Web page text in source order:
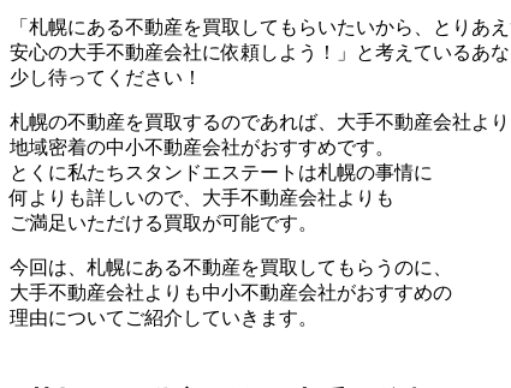
「札幌にある不動産を買取してもらいたいから、とりあ
安心の大手不動産会社に依頼しよう！」と考えているあな
少し待ってください！
札幌の不動産を買取するのであれば、大手不動産会社より
地域密着の中小不動産会社がおすすめです。
とくに私たちスタンドエステートは札幌の事情に
何よりも詳しいので、大手不動産会社よりも
ご満足いただける買取が可能です。
今回は、札幌にある不動産を買取してもらうのに、
大手不動産会社よりも中小不動産会社がおすすめの
理由についてご紹介していきます。